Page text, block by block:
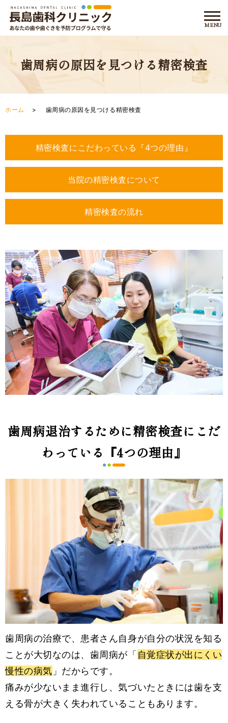
歯周病の原因を見つける精密検査
ホーム 歯周病の原因を見つける精密検査
精密検査にこだわっている『4つの理由』
当院の精密検査について
精密検査の流れ
歯周病退治するために精密検査にこだ
わっている『4つの理由』
歯周病の治療で、患者さん自身が自分の状況を知る
ことが大切なのは、歯周病が「 自覚症状が出にくい
慢性の病気 」だからです。
痛みが少ないまま進行し、気づいたときには歯を支
える骨が大きく失われていることもあります。